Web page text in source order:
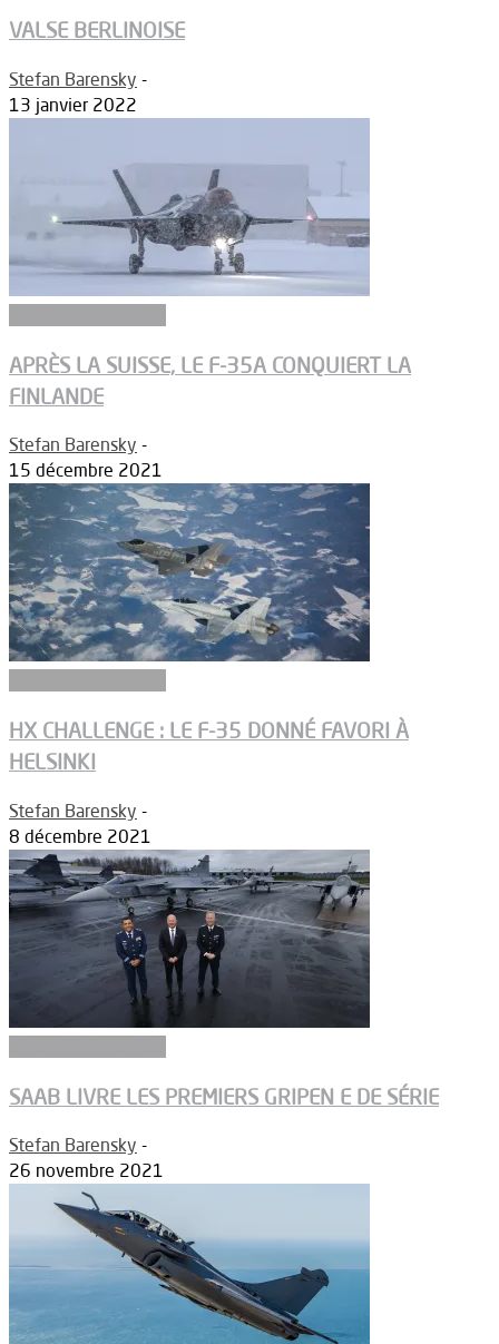
VALSE BERLINOISE
Stefan Barensky -
13 janvier 2022
APRÈS LA SUISSE, LE F-35A CONQUIERT LA
FINLANDE
Stefan Barensky -
15 décembre 2021
HX CHALLENGE : LE F-35 DONNÉ FAVORI À
HELSINKI
Stefan Barensky -
8 décembre 2021
SAAB LIVRE LES PREMIERS GRIPEN E DE SÉRIE
Stefan Barensky -
26 novembre 2021